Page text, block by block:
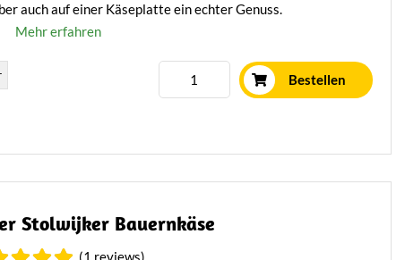
auch auf einer Käseplatte ein echter Genuss.
Mehr erfahren
Bestellen
Stolwijker Bauernkäse
(1 reviews)